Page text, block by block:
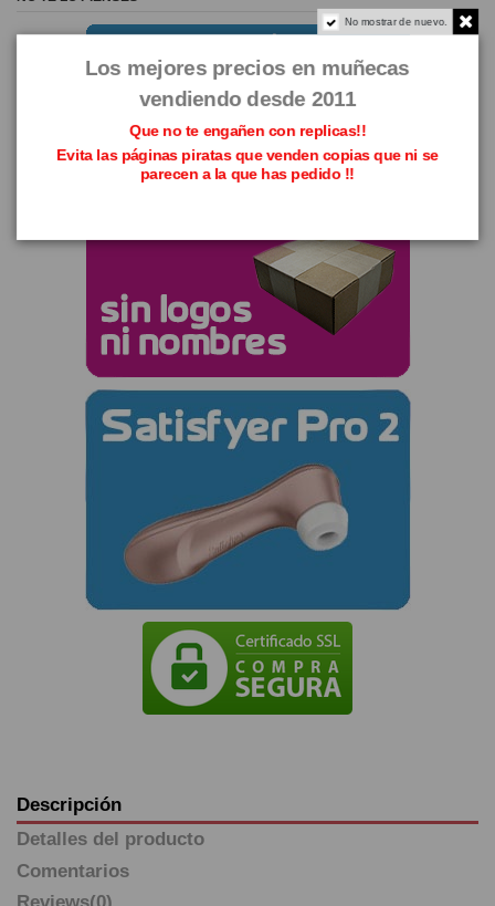
Descripción
Detalles del producto
Comentarios
No mostrar de nuevo.
Los mejores precios en muñecas
vendiendo desde 2011
Que no te engañen con replicas!!
Evita las páginas piratas que venden copias que ni se
parecen a la que has pedido !!